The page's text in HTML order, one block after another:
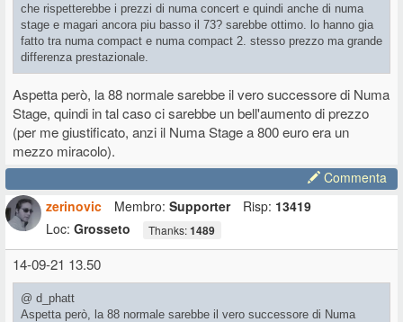
che rispetterebbe i prezzi di numa concert e quindi anche di numa
stage e magari ancora piu basso il 73? sarebbe ottimo. lo hanno gia
fatto tra numa compact e numa compact 2. stesso prezzo ma grande
differenza prestazionale.
Aspetta però, la 88 normale sarebbe il vero successore di Numa
Stage, quindi in tal caso ci sarebbe un bell'aumento di prezzo
(per me giustificato, anzi il Numa Stage a 800 euro era un
mezzo miracolo).
Commenta
zerinovic
Membro: Supporter Risp: 13419
Loc: Grosseto Thanks:1489
14-09-21 13.50
@ d_phatt
Aspetta però, la 88 normale sarebbe il vero successore di Numa